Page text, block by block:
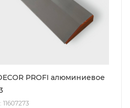
PROFI алюминиевое
11607273